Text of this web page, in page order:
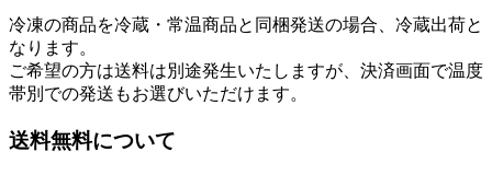
冷凍の商品を冷蔵・常温商品と同梱発送の場合、冷蔵出荷と
なります。
ご希望の方は送料は別途発生いたしますが、決済画面で温度
帯別での発送もお選びいただけます。
送料無料について